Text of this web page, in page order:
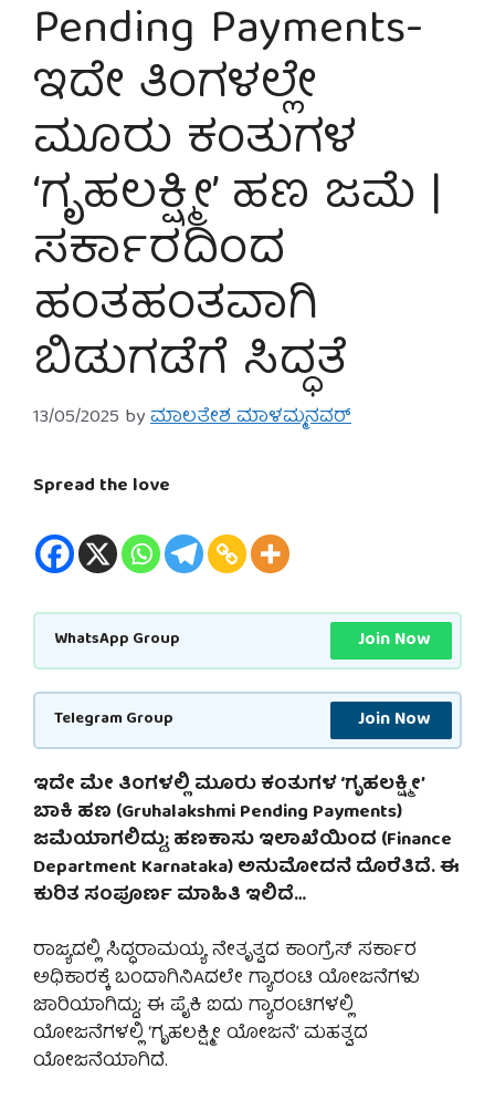
Pending Payments-
ಇದೇ ತಿಂಗಳಲ್ಲೇ
ಮೂರು ಕಂತುಗಳ
‘ಗೃಹಲಕ್ಷ್ಮೀ’ ಹಣ ಜಮೆ |
ಸರ್ಕಾರದಿಂದ
ಹಂತಹಂತವಾಗಿ
ಬಿಡುಗಡೆಗೆ ಸಿದ್ಧತೆ
13/05/2025 byಮಾಲತೇಶ ಮಾಳಮ್ಮನವರ್
Spread the love
WhatsApp Group Join Now
Telegram Group Join Now
ಇದೇ ಮೇ ತಿಂಗಳಲ್ಲಿ ಮೂರು ಕಂತುಗಳ ‘ಗೃಹಲಕ್ಷ್ಮೀ’
ಬಾಕಿ ಹಣ (Gruhalakshmi Pending Payments)
ಜಮೆಯಾಗಲಿದ್ದು; ಹಣಕಾಸು ಇಲಾಖೆಯಿಂದ (Finance
Department Karnataka) ಅನುಮೋದನೆ ದೊರೆತಿದೆ. ಈ
ಕುರಿತ ಸಂಪೂರ್ಣ ಮಾಹಿತಿ ಇಲಿದೆ…
ರಾಜ್ಯದಲ್ಲಿ ಸಿದ್ಧರಾಮಯ್ಯ ನೇತೃತ್ವದ ಕಾಂಗ್ರೆಸ್ ಸರ್ಕಾರ
ಅಧಿಕಾರಕ್ಕೆ ಬಂದಾಗಿನಿAದಲೇ ಗ್ಯಾರಂಟಿ ಯೋಜನೆಗಳು
ಜಾರಿಯಾಗಿದ್ದು; ಈ ಪೈಕಿ ಐದು ಗ್ಯಾರಂಟಿಗಳಲ್ಲಿ
ಯೋಜನೆಗಳಲ್ಲಿ ‘ಗೃಹಲಕ್ಷ್ಮೀ ಯೋಜನೆ’ ಮಹತ್ವದ
ಯೋಜನೆಯಾಗಿದೆ.